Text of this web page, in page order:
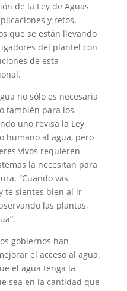
de la Ley de Aguas
y retos.
que se están llevando
del plantel con
de esta
no sólo es necesaria
también para los
uno revisa la Ley
humano al agua, pero
vivos requieren
la necesitan para
“Cuando vas
te sientes bien al ir
las plantas,
gobiernos han
el acceso al agua.
el agua tenga la
sea en la cantidad que